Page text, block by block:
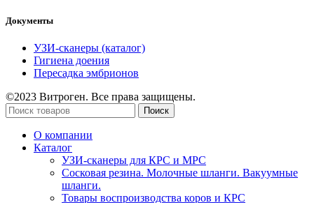
Документы
УЗИ-сканеры (каталог)
Гигиена доения
Пересадка эмбрионов
©2023 Витроген. Все права защищены.
Поиск
О компании
Каталог
УЗИ-сканеры для КРС и МРС
Сосковая резина. Молочные шланги. Вакуумные
шланги.
Товары воспроизводства коров и КРС